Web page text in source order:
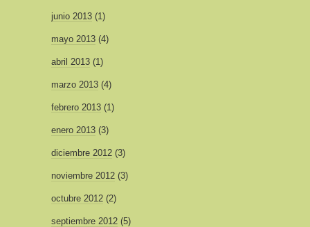
junio 2013 (1)
mayo 2013 (4)
abril 2013 (1)
marzo 2013 (4)
febrero 2013 (1)
enero 2013 (3)
diciembre 2012 (3)
noviembre 2012 (3)
octubre 2012 (2)
septiembre 2012 (5)